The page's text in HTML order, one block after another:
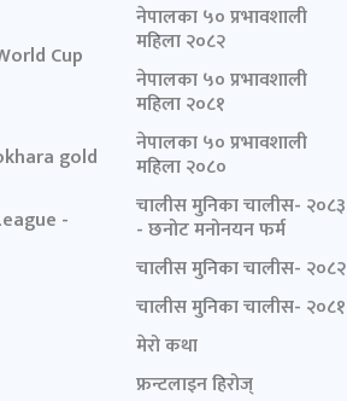
Cup
gold
-
नेपालका ५० प्रभावशाली
महिला २०८२
नेपालका ५० प्रभावशाली
महिला २०८१
नेपालका ५० प्रभावशाली
महिला २०८०
चालीस मुनिका चालीस- २०८३
- छनोट मनोनयन फर्म
चालीस मुनिका चालीस- २०८२
चालीस मुनिका चालीस- २०८१
मेरो कथा
फ्रन्टलाइन हिरोज्